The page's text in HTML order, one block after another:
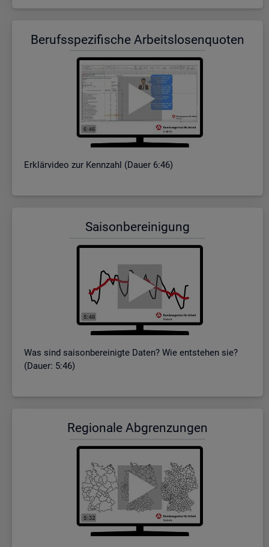
Be­rufs­spe­zi­fi­sche Ar­beits­lo­sen­quo­ten
Er­klär­vi­deo zur Kenn­zahl (Dauer 6:46)
Sai­son­be­rei­ni­gung
Was sind sai­son­be­rei­nig­te Daten? Wie ent­ste­hen sie?
(Dauer: 5:46)
Re­gio­na­le Ab­gren­zun­gen